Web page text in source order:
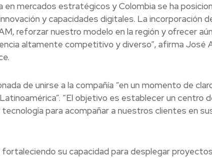
mercados estratégicos y Colombia se ha
y capacidades digitales. La incorporación
reforzar nuestro modelo en la región y ofrecer
altamente competitivo y diverso”, afirma José
de unirse a la compañía “en un momento de
“El objetivo es establecer un centro
para acompañar a nuestros clientes en
su capacidad para desplegar proyectos